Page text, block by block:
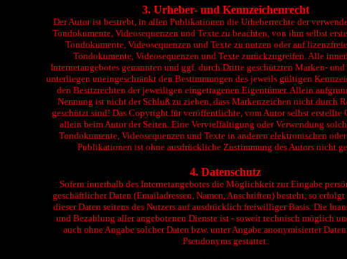
3. Urheber- und Kennzeichenrecht
Der Autor ist bestrebt, in allen Publikationen die Urheberrechte der
Tondokumente, Videosequenzen und Texte zu beachten, von ihm selbst
Tondokumente, Videosequenzen und Texte zu nutzen oder auf
Tondokumente, Videosequenzen und Texte zurückzugreifen. Alle
Internetangebotes genannten und ggf. durch Dritte geschützten Marken- und
unterliegen uneingeschränkt den Bestimmungen des jeweils gültigen
den Besitzrechten der jeweiligen eingetragenen Eigentümer. Allein
Nennung ist nicht der Schluß zu ziehen, dass Markenzeichen nicht durch
geschützt sind! Das Copyright für veröffentlichte, vom Autor selbst erstellte
allein beim Autor der Seiten. Eine Vervielfältigung oder Verwendung
Tondokumente, Videosequenzen und Texte in anderen elektronischen
Publikationen ist ohne ausdrückliche Zustimmung des Autors nicht
4. Datenschutz
Sofern innerhalb des Internetangebotes die Möglichkeit zur Eingabe
geschäftlicher Daten (Emailadressen, Namen, Anschriften) besteht, so erfolgt
dieser Daten seitens des Nutzers auf ausdrücklich freiwilliger Basis. Die
und Bezahlung aller angebotenen Dienste ist - soweit technisch möglich
auch ohne Angabe solcher Daten bzw. unter Angabe anonymisierter
Pseudonyms gestattet.